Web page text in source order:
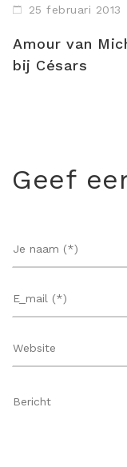
25 februari 2013
Amour van
bij Césars
Geef